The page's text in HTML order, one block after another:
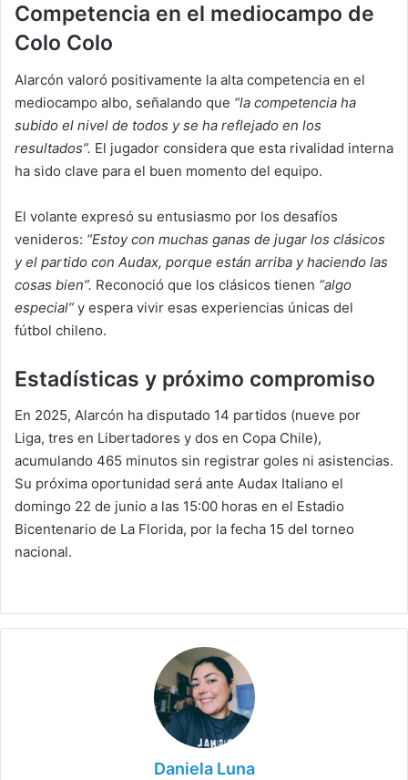
Competencia en el mediocampo de
Colo Colo
Alarcón valoró positivamente la alta competencia en el
mediocampo albo, señalando que “la competencia ha
subido el nivel de todos y se ha reflejado en los
resultados”. El jugador considera que esta rivalidad interna
ha sido clave para el buen momento del equipo.
El volante expresó su entusiasmo por los desafíos
venideros: “Estoy con muchas ganas de jugar los clásicos
y el partido con Audax, porque están arriba y haciendo las
cosas bien”. Reconoció que los clásicos tienen “algo
especial” y espera vivir esas experiencias únicas del
fútbol chileno.
Estadísticas y próximo compromiso
En 2025, Alarcón ha disputado 14 partidos (nueve por
Liga, tres en Libertadores y dos en Copa Chile),
acumulando 465 minutos sin registrar goles ni asistencias.
Su próxima oportunidad será ante Audax Italiano el
domingo 22 de junio a las 15:00 horas en el Estadio
Bicentenario de La Florida, por la fecha 15 del torneo
nacional.
Daniela Luna